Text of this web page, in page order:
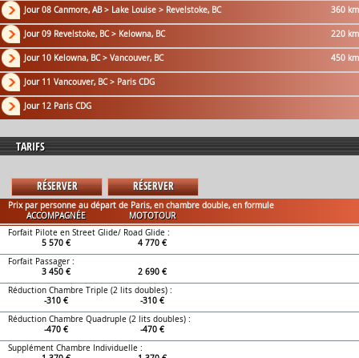
Jour 08 Canmore, AB > Lake Louise > Revelstoke, BC 360 km
Jour 09 Revelstoke, BC > Kelowna, BC 220 km
Jour 10 Kelowna, BC > Vancouver, BC 450 km
Jour 11 Vancouver, BC > Paris CDG
Jour 12 Paris CDG
TARIFS
RÉSERVER RÉSERVER
Prix par personne au départ de Paris, en chambre double, en formule
ACCOMPAGNÉE
MOTOTOUR
Forfait Pilote en Street Glide/ Road Glide :
5 570 €
4 770 €
Forfait Passager :
3 450 €
2 690 €
Réduction Chambre Triple (2 lits doubles) :
-310 €
-310 €
Réduction Chambre Quadruple (2 lits doubles) :
-470 €
-470 €
Supplément Chambre Individuelle :